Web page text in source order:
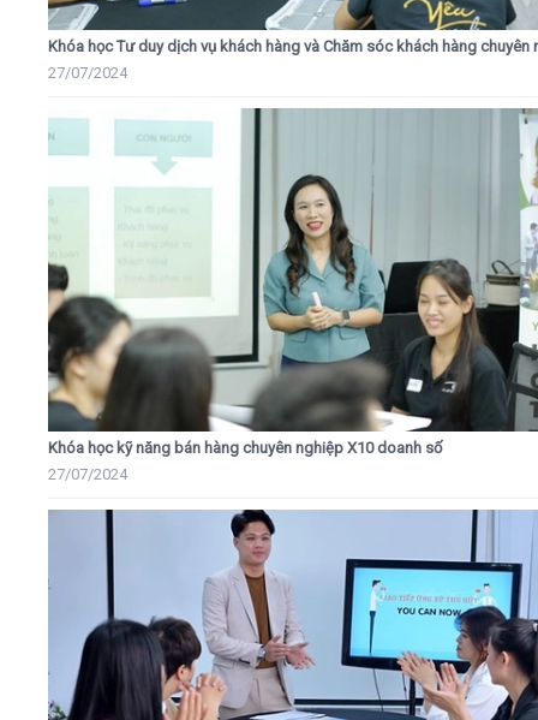
Khóa học Tư duy dịch vụ khách hàng và Chăm sóc khách hàng chuyên
27/07/2024
Khóa học kỹ năng bán hàng chuyên nghiệp X10 doanh số
27/07/2024